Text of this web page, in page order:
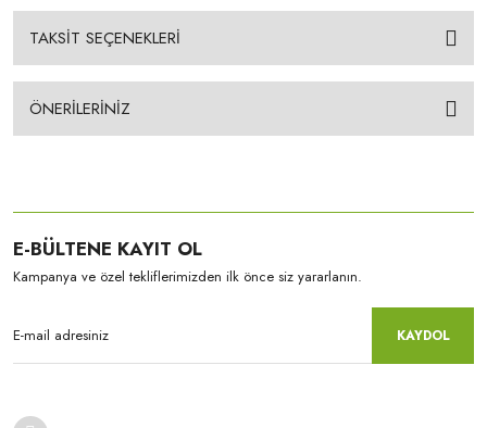
TAKSİT SEÇENEKLERİ
ÖNERİLERİNİZ
E-BÜLTENE KAYIT OL
Kampanya ve özel tekliflerimizden ilk önce siz yararlanın.
KAYDOL